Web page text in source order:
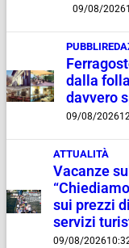
09/08/2026
dalla
davvero
09/08/2026
ATTUALITÀ
Vacanze
sui prezzi
servizi
09/08/2026